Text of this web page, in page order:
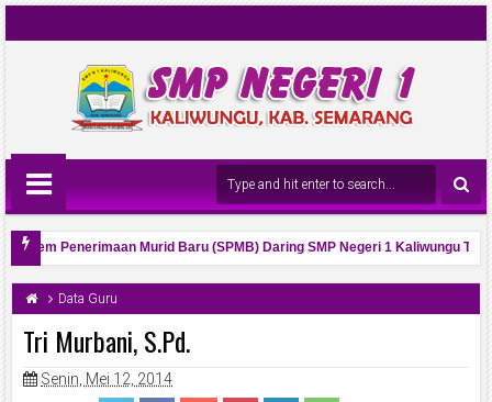
Penerimaan Murid Baru (SPMB) Daring SMP Negeri 1 Kaliwungu
2026 dan Visi Misinya
Data Guru
Tri Murbani, S.Pd.
Senin, Mei 12, 2014